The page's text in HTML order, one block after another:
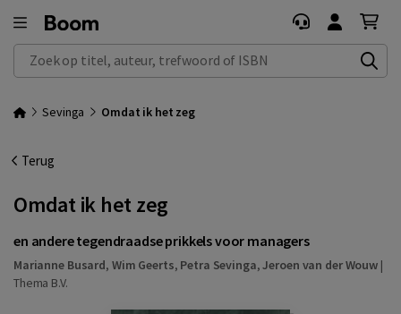
Zoek op titel, auteur, trefwoord of ISBN
Sevinga Omdat ik het zeg
Terug
Omdat ik het zeg
en andere tegendraadse prikkels voor managers
Marianne Busard, Wim Geerts, Petra Sevinga,Jeroen van der Wouw |
Thema B.V.